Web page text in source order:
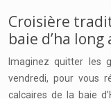
Croisière
baie d’ha
Imaginez quitter les
vendredi, pour vous
calcaires de la baie